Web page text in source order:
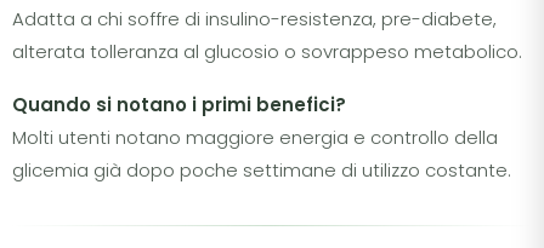
Adatta a chi soffre di insulino-resistenza, pre-diabete,
alterata tolleranza al glucosio o sovrappeso metabolico.
Quando si notano i primi benefici?
Molti utenti notano maggiore energia e controllo della
glicemia già dopo poche settimane di utilizzo costante.